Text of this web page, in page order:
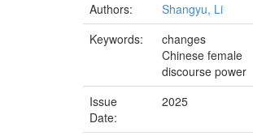
Authors:
Shangyu, Li
Keywords:
changes
Chinese female
discourse power
Issue
Date:
2025